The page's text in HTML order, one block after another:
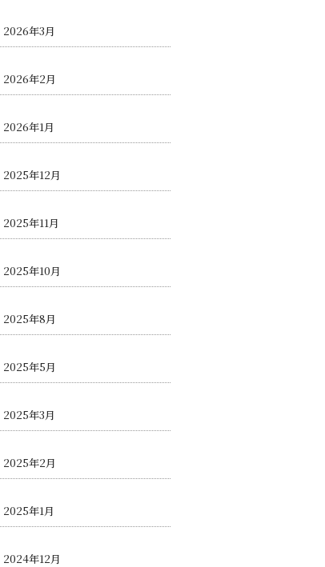
2026年3月
2026年2月
2026年1月
2025年12月
2025年11月
2025年10月
2025年8月
2025年5月
2025年3月
2025年2月
2025年1月
2024年12月